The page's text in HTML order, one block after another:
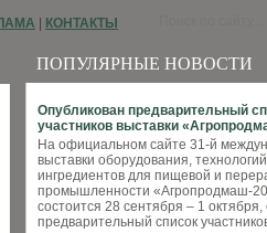
ПОПУЛЯРНЫЕ НОВОСТИ
Опубликован предварительный
участников выставки
На официальном сайте 31-й
выставки оборудования,
ингредиентов для пищевой и
промышленности «Агропродмаш-
состоится 28 сентября – 1 октября,
предварительный список
КОНТАКТЫ